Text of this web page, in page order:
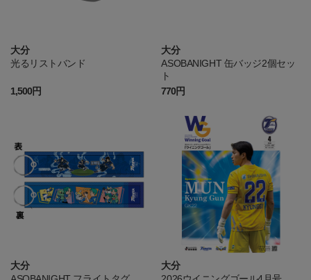
大分
光るリストバンド
1,500円
大分
ASOBANIGHT 缶バッジ2個セッ
ト
770円
大分
大分